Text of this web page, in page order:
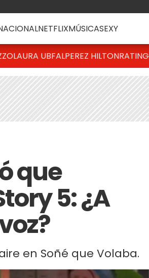
NETFLIXMÚSICASEXY
LAURA UBFALPEREZ HILTONRATING
que
5: ¿A
en Soñé que Volaba.